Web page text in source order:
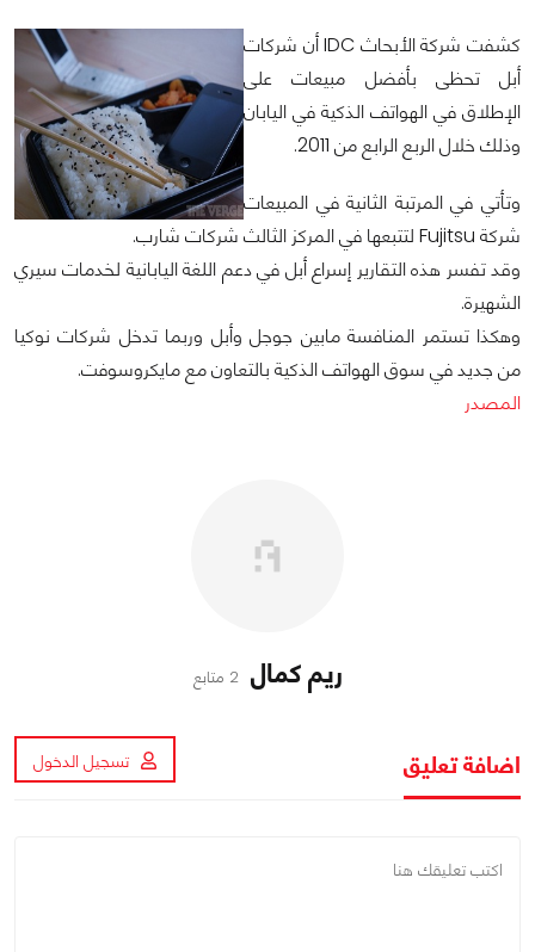
كشفت شركة الأبحاث IDC أن شركات
أبل تحظى بأفضل مبيعات على
الإطلاق في الهواتف الذكية في اليابان
وذلك خلال الربع الرابع من 2011.
وتأتي في المرتبة الثانية في المبيعات
شركة Fujitsu لتتبعها في المركز الثالث شركات شارب.
وقد تفسر هذه التقارير إسراع أبل في دعم اللغة اليابانية لخدمات سيري
الشهيرة.
وهكذا تستمر المنافسة مابين جوجل وأبل وربما تدخل شركات نوكيا
من جديد في سوق الهواتف الذكية بالتعاون مع مايكروسوفت.
المصدر
ريم كمال 2 متابع
اضافة تعليق تسجيل الدخول